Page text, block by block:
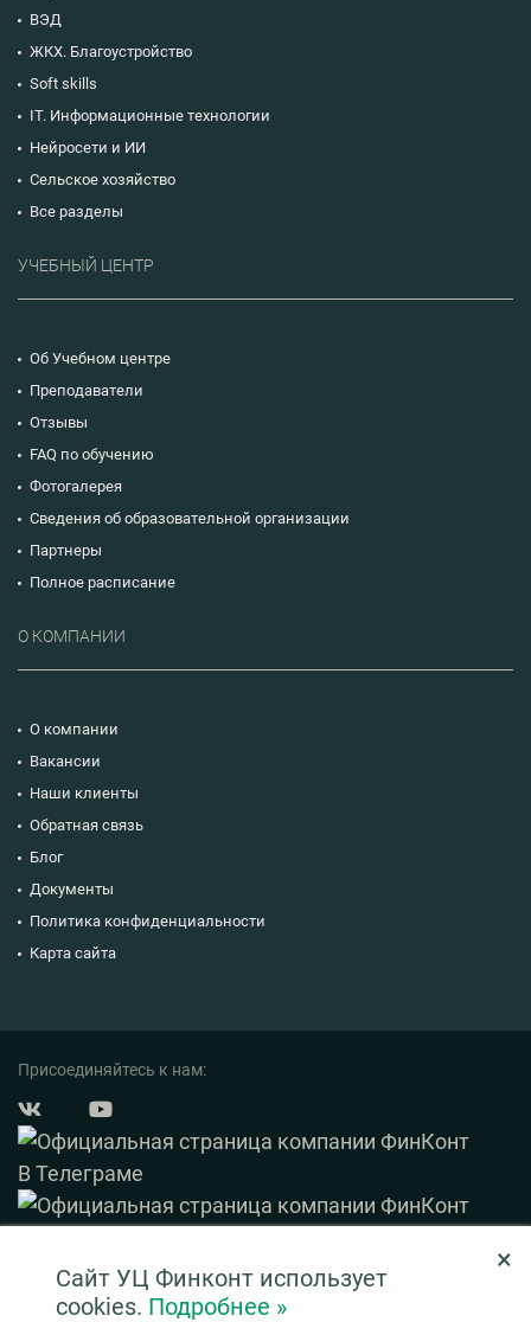
ВЭД
ЖКХ. Благоустройство
Soft skills
IT. Информационные технологии
Нейросети и ИИ
Сельское хозяйство
Все разделы
УЧЕБНЫЙ ЦЕНТР
Об Учебном центре
Преподаватели
Отзывы
FAQ по обучению
Фотогалерея
Сведения об образовательной организации
Партнеры
Полное расписание
О КОМПАНИИ
О компании
Вакансии
Наши клиенты
Обратная связь
Блог
Документы
Политика конфиденциальности
Карта сайта
Присоединяйтесь к нам:
Нашли ошибку? Выделите ее и нажмите Ctrl+Enter
×
Сайт УЦ Финконт использует
cookies. Подробнее »